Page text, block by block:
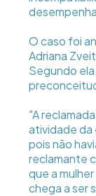
O caso foi
Adriana
Segundo
"A
atividade da
pois não
reclamante
que a
chega a ser